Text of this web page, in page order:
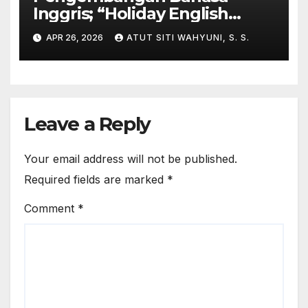
Inggris; “Holiday English
Program” di Kampung
Inggris-Pare
APR 26, 2026 ATUT SITI WAHYUNI, S. S.
Leave a Reply
Your email address will not be published.
Required fields are marked *
Comment *